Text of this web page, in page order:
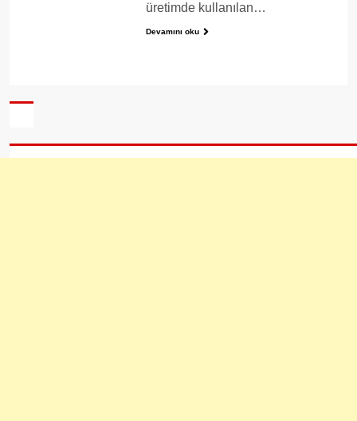
üretimde kullanılan…
Devamını oku